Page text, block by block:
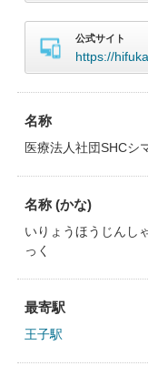
公式サイト
https://
名称
医療法人社団SHCシ
名称 (かな)
いりょうほうじんし
っく
最寄駅
王子駅